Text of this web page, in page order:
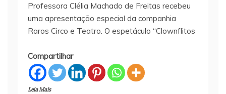
Professora Clélia Machado de Freitas recebeu
uma apresentação especial da companhia
Raros Circo e Teatro. O espetáculo “Clownflitos
Compartilhar
Leia Mais